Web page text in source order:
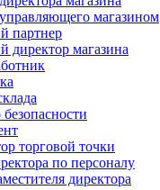
управляющего магазином
партнер
директор магазина
торговой точки
по персоналу
директора